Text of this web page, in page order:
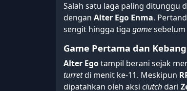
Salah satu laga paling ditunggu
dengan Alter Ego Enma.
sengit hingga tiga game
Game Pertama dan
Alter Egotampil berani sejak
turretdi menit ke-11. Meskipun
dipatahkan oleh aksi clutchdari